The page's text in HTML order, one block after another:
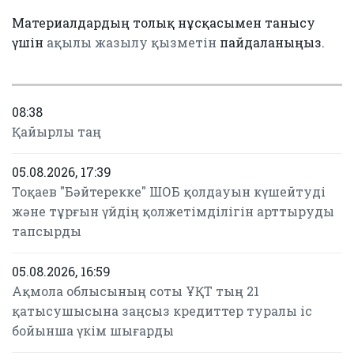
Материалдардың толық нұсқасымен танысу
үшін ақылы жазылу қызметін пайдаланыңыз.
08:38
Қайырлы таң
05.08.2026, 17:39
Тоқаев "Бәйтерекке" ШОБ қолдауын күшейтуді
және тұрғын үйдің қолжетімділігін арттыруды
тапсырды
05.08.2026, 16:59
Ақмола облысының соты ҰҚТ тың 21
қатысушысына заңсыз кредиттер туралы іс
бойынша үкім шығарды